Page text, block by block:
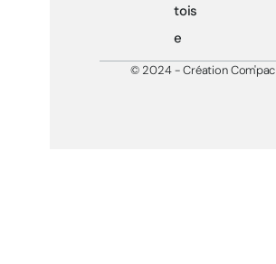
tois
e
© 2024 - Création Com'pac